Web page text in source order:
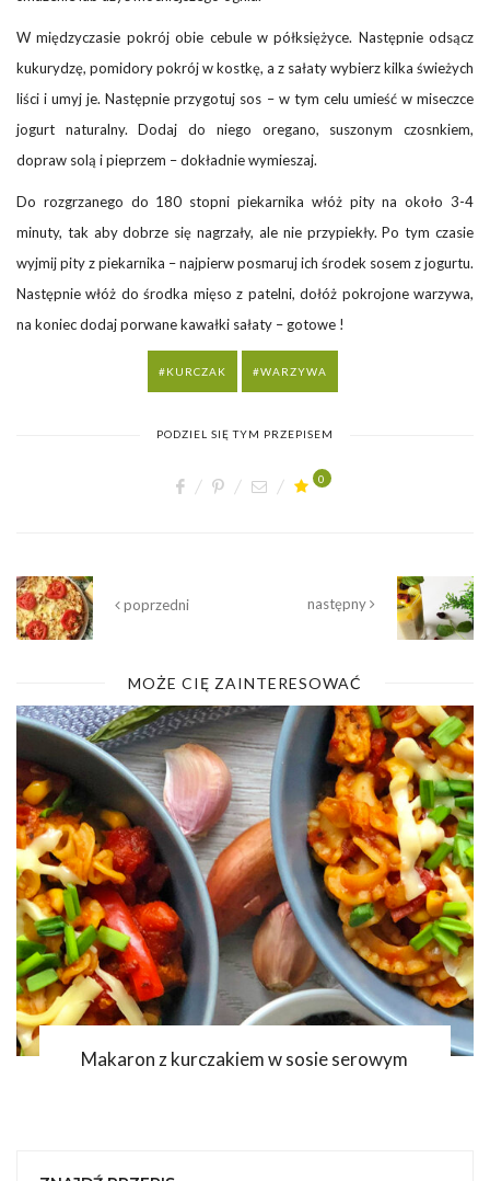
W międzyczasie pokrój obie cebule w półksiężyce. Następnie odsącz
kukurydzę, pomidory pokrój w kostkę, a z sałaty wybierz kilka świeżych
liści i umyj je. Następnie przygotuj sos – w tym celu umieść w miseczce
jogurt naturalny. Dodaj do niego oregano, suszonym czosnkiem,
dopraw solą i pieprzem – dokładnie wymieszaj.
Do rozgrzanego do 180 stopni piekarnika włóż pity na około 3-4
minuty, tak aby dobrze się nagrzały, ale nie przypiekły. Po tym czasie
wyjmij pity z piekarnika – najpierw posmaruj ich środek sosem z jogurtu.
Następnie włóż do środka mięso z patelni, dołóż pokrojone warzywa,
na koniec dodaj porwane kawałki sałaty – gotowe !
KURCZAK WARZYWA
PODZIEL SIĘ TYM PRZEPISEM
0
poprzedni następny
MOŻE CIĘ ZAINTERESOWAĆ
Makaron z kurczakiem w sosie serowym